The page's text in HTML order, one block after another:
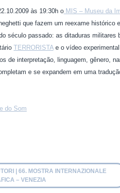
às 19:30h o MIS – Museu da
que fazem um reexame histórico
século passado: as ditaduras militares
TERRORISTAe o vídeo experimental
de interpretação, linguagem, gênero,
e se expandem em uma
do Som
| 66. MOSTRA INTERNAZIONALE
– VENEZIA